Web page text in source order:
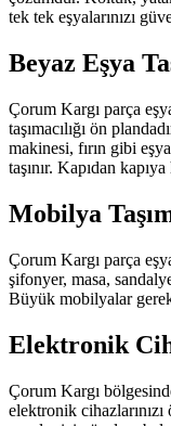
tek tek eşyalarınızı
Beyaz Eşya
Çorum Kargı parça
taşımacılığı ön
makinesi, fırın gibi
taşınır. Kapıdan
Mobilya
Çorum Kargı parça
şifonyer, masa,
Büyük mobilyalar
Elektronik
Çorum Kargı
elektronik